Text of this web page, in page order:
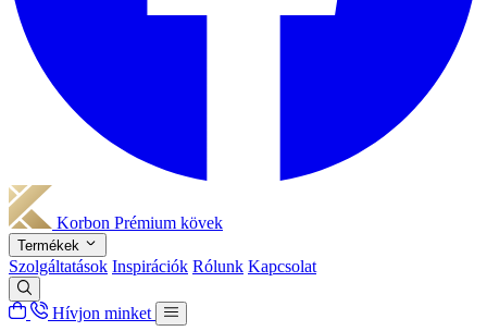
Korbon Prémium kövek
Termékek
Szolgáltatások Inspirációk Rólunk Kapcsolat
Hívjon minket